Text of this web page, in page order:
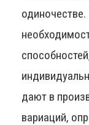
дают в
вариаций,